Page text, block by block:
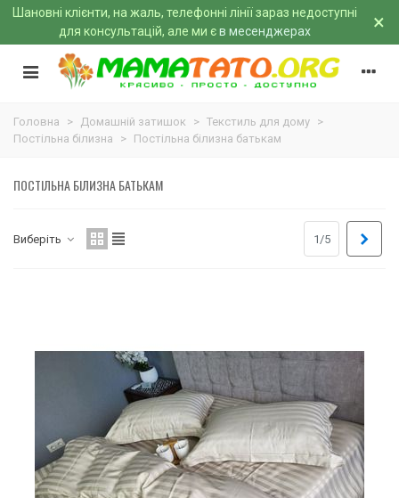
Шановні клієнти, на жаль, телефонні лінії зараз недоступні
для консультацій, але ми єв месенджерах ×
Головна > Домашній затишок > Текстиль для дому >
Постільна білизна
> Постільна білизна батькам
ПОСТІЛЬНА БІЛИЗНА БАТЬКАМ
Виберіть 1/5